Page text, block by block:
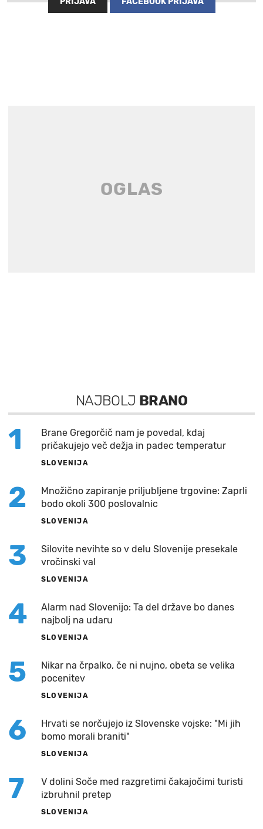
NAJBOLJ BRANO
1
Brane Gregorčič nam je povedal, kdaj
pričakujejo več dežja in padec temperatur
SLOVENIJA
2
Množično zapiranje priljubljene trgovine: Zaprli
bodo okoli 300 poslovalnic
SLOVENIJA
3
Silovite nevihte so v delu Slovenije presekale
vročinski val
SLOVENIJA
4
Alarm nad Slovenijo: Ta del države bo danes
najbolj na udaru
SLOVENIJA
5
Nikar na črpalko, če ni nujno, obeta se velika
pocenitev
SLOVENIJA
6
Hrvati se norčujejo iz Slovenske vojske: "Mi jih
bomo morali braniti"
SLOVENIJA
7
V dolini Soče med razgretimi čakajočimi turisti
izbruhnil pretep
SLOVENIJA